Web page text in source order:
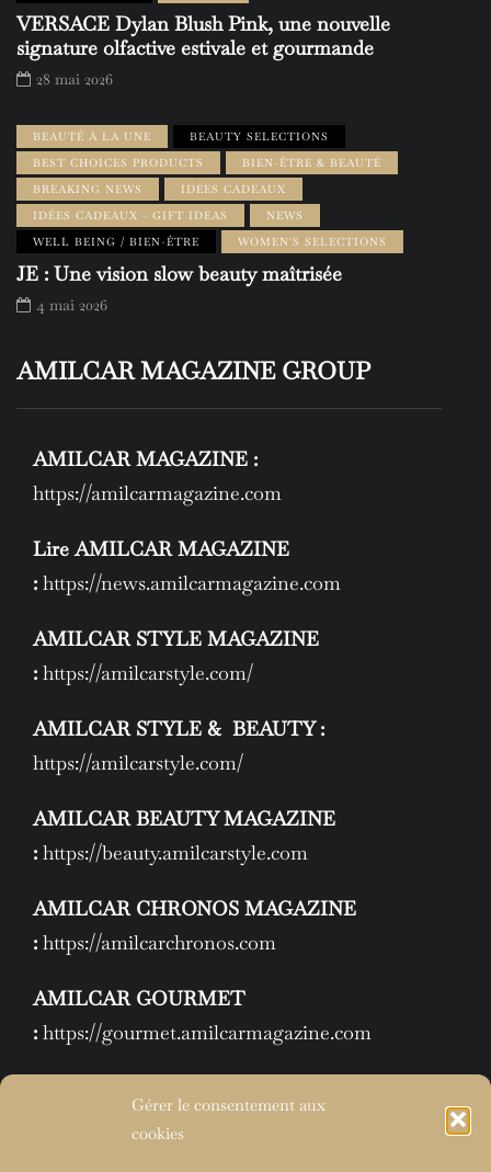
Gérer le consentement aux
cookies
VERSACE Dylan Blush Pink, une nouvelle
signature olfactive estivale et gourmande
28 mai 2026
BEAUTÉ À LA UNE
BEAUTY SELECTIONS
BEST CHOICES PRODUCTS
BIEN-ÊTRE & BEAUTÉ
BREAKING NEWS
IDÉES CADEAUX
IDÉES CADEAUX - GIFT IDEAS
NEWS
WELL BEING / BIEN-ÊTRE
WOMEN'S SELECTIONS
JE : Une vision slow beauty maîtrisée
4 mai 2026
AMILCAR MAGAZINE GROUP
AMILCAR MAGAZINE :
https://amilcarmagazine.com
Lire AMILCAR MAGAZINE
: https://news.amilcarmagazine.com
AMILCAR STYLE MAGAZINE
: https://amilcarstyle.com/
AMILCAR STYLE & BEAUTY :
https://amilcarstyle.com/
AMILCAR BEAUTY MAGAZINE
: https://beauty.amilcarstyle.com
AMILCAR CHRONOS MAGAZINE
: https://amilcarchronos.com
AMILCAR GOURMET
: https://gourmet.amilcarmagazine.com
https://therightnumbermagazine.com